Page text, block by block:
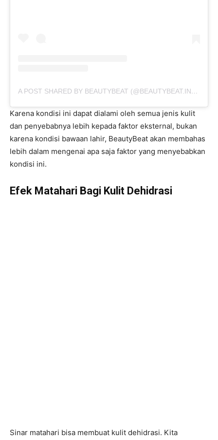
A POST SHARED BY BEAUTYBEAT (@BEAUTYBEAT.IND)
Karena kondisi ini dapat dialami oleh semua jenis kulit
dan penyebabnya lebih kepada faktor eksternal, bukan
karena kondisi bawaan lahir, BeautyBeat akan membahas
lebih dalam mengenai apa saja faktor yang menyebabkan
kondisi ini.
Efek Matahari Bagi Kulit Dehidrasi
Sinar matahari bisa membuat kulit dehidrasi. Kita